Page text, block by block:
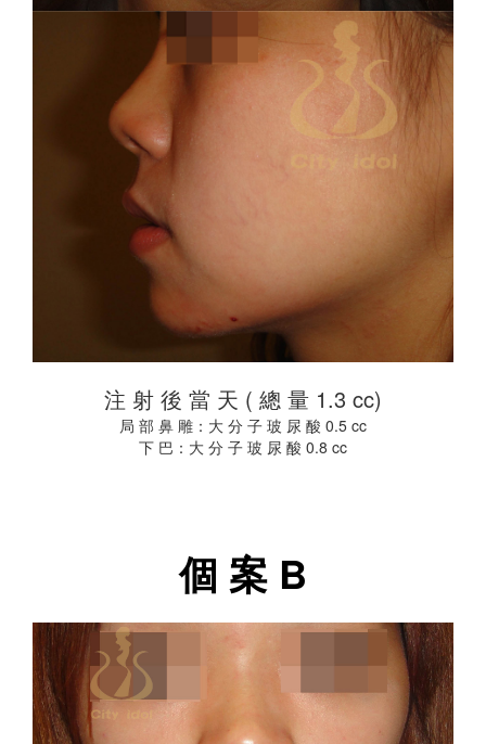
注 射 後 當 天 ( 總 量 1.3 cc)
局 部 鼻 雕：大 分 子 玻 尿 酸 0.5 cc
下 巴：大 分 子 玻 尿 酸 0.8 cc
個 案 B